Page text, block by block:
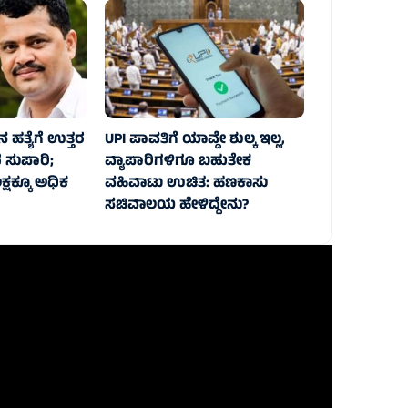
ಹತ್ಯೆಗೆ ಉತ್ತರ
ಅಧಿಕ
UPI ಪಾವತಿಗೆ ಯಾವ್ದೇ ಶುಲ್ಕ ಇಲ್ಲ,
ವ್ಯಾಪಾರಿಗಳಿಗೂ ಬಹುತೇಕ
ವಹಿವಾಟು ಉಚಿತ: ಹಣಕಾಸು
ಸಚಿವಾಲಯ ಹೇಳಿದ್ದೇನು?